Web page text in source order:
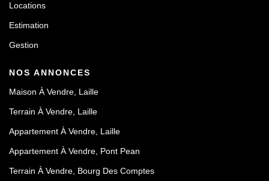
Locations
Estimation
Gestion
NOS ANNONCES
Maison À Vendre, Laille
Terrain À Vendre, Laille
Appartement À Vendre, Laille
Appartement À Vendre, Pont Pean
Terrain À Vendre, Bourg Des Comptes